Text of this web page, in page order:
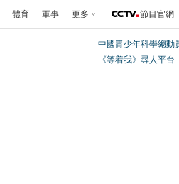
體育 軍事 更多 節目官網
中國青少年科學總動
《等着我》尋人平台